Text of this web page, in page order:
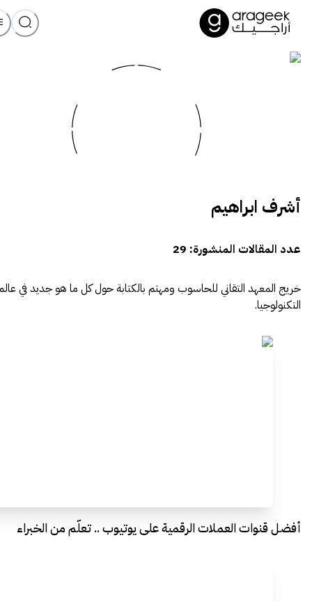
أشرف ابراهيم
عدد المقالات المنشورة: 29
خريج المعهد التقاني للحاسوب ومهتم بالكتابة حول كل ما هو جديد في
التكنولوجيا.
أفضل قنوات العملات الرقمية على يوتيوب .. تعلّم من الخبراء